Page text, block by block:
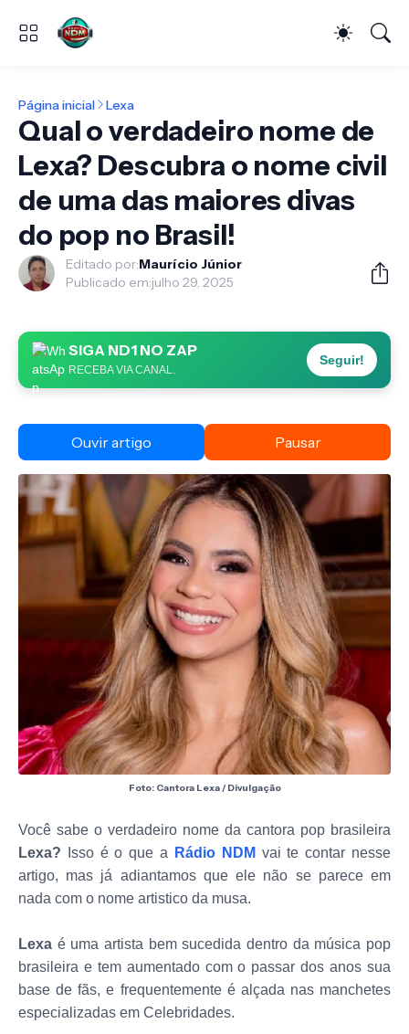
Página inicial Lexa
Qual o verdadeiro nome de
Lexa? Descubra o nome civil
de uma das maiores divas
do pop no Brasil!
Editado por:Maurício Júnior
Publicado em:julho 29, 2025
SIGA ND1 NO ZAP
RECEBA VIA CANAL.
Seguir!
Ouvir artigo Pausar
Foto: Cantora Lexa / Divulgação
Você sabe o verdadeiro nome da cantora pop brasileira
Lexa? Isso é o que a Rádio NDM vai te contar nesse
artigo, mas já adiantamos que ele não se parece em
nada com o nome artistico da musa.
Lexa é uma artista bem sucedida dentro da música pop
brasileira e tem aumentado com o passar dos anos sua
base de fãs, e frequentemente é alçada nas manchetes
especializadas em Celebridades.